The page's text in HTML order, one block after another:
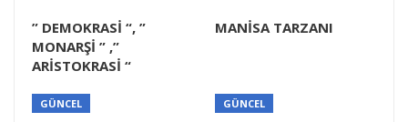
” DEMOKRASİ “, ”
MONARŞİ ” ,”
ARİSTOKRASİ “
MANİSA TARZANI
GÜNCEL GÜNCEL